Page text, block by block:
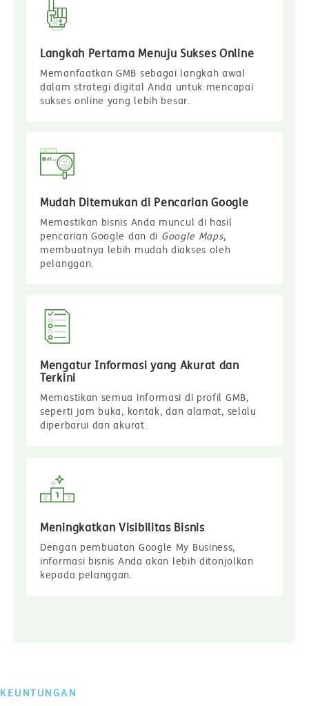
Langkah Pertama Menuju Sukses Online
Memanfaatkan GMB sebagai langkah awal
dalam strategi digital Anda untuk mencapai
sukses online yang lebih besar.
Mudah Ditemukan di Pencarian Google
Memastikan bisnis Anda muncul di hasil
pencarian Google dan di Google Maps,
membuatnya lebih mudah diakses oleh
pelanggan.
Mengatur Informasi yang Akurat dan
Terkini
Memastikan semua informasi di profil GMB,
seperti jam buka, kontak, dan alamat, selalu
diperbarui dan akurat.
Meningkatkan Visibilitas Bisnis
Dengan pembuatan Google My Business,
informasi bisnis Anda akan lebih ditonjolkan
kepada pelanggan.
KEUNTUNGAN